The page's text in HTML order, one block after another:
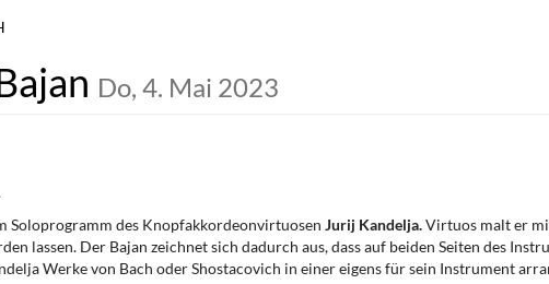
Do, 4. Mai 2023
Soloprogramm des Knopfakkordeonvirtuosen Jurij Kandelja.Virtuos malt er
lassen. Der Bajan zeichnet sich dadurch aus, dass auf beiden Seiten des
Werke von Bach oder Shostacovich in einer eigens für sein Instrument